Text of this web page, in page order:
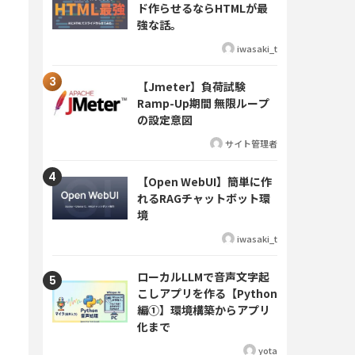
ド作らせるならHTMLが最
強な話。
iwasaki_t
【Jmeter】負荷試験
Ramp-Up期間 無限ループ
の設定意図
サイト管理者
【Open WebUI】簡単に作
れるRAGチャットボット環
境
iwasaki_t
ローカルLLMで音声文字起
こしアプリを作る【Python
編①】環境構築からアプリ
化まで
yota